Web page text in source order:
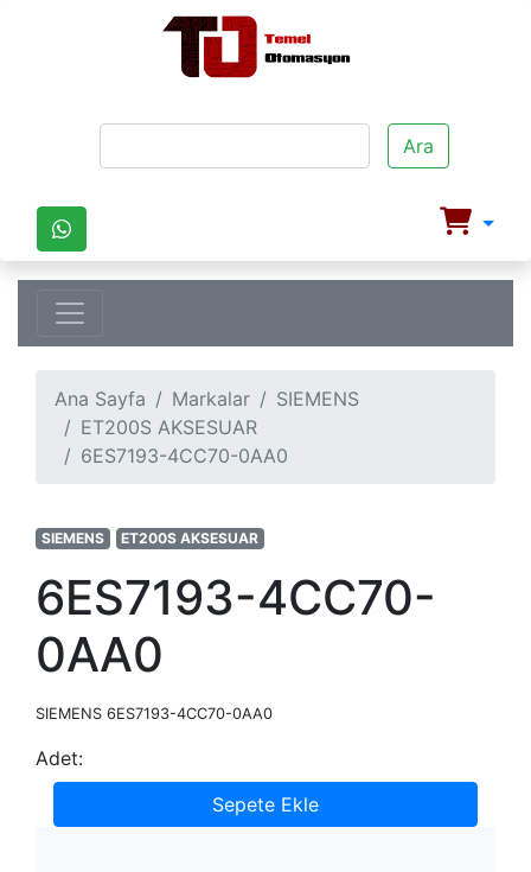
Ara
Ana Sayfa Markalar
SIEMENS
ET200S AKSESUAR
6ES7193-4CC70-0AA0
SIEMENS ET200S AKSESUAR
6ES7193-4CC70-
0AA0
SIEMENS 6ES7193-4CC70-0AA0
Adet:
Sepete Ekle